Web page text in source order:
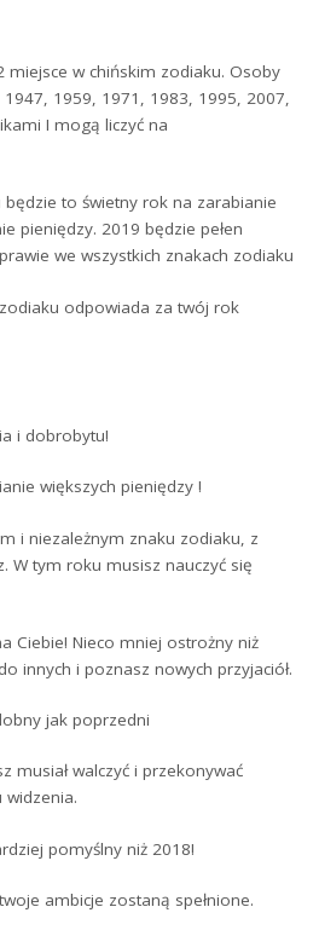
miejsce w chińskim zodiaku. Osoby
1959, 1971, 1983, 1995, 2007,
I mogą liczyć na
to świetny rok na zarabianie
pieniędzy. 2019 będzie pełen
we wszystkich znakach zodiaku
odpowiada za twój rok
i dobrobytu!
większych pieniędzy !
i niezależnym znaku zodiaku, z
W tym roku musisz nauczyć się
Ciebie! Nieco mniej ostrożny niż
innych i poznasz nowych przyjaciół.
jak poprzedni
musiał walczyć i przekonywać
pomyślny niż 2018!
ambicje zostaną spełnione.